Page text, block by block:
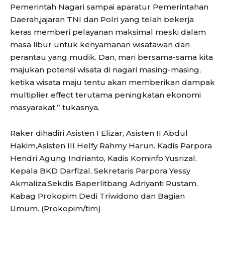
Pemerintah Nagari sampai aparatur Pemerintahan
Daerah,jajaran TNI dan Polri yang telah bekerja
keras memberi pelayanan maksimal meski dalam
masa libur untuk kenyamanan wisatawan dan
perantau yang mudik. Dan, mari bersama-sama kita
majukan potensi wisata di nagari masing-masing,
ketika wisata maju tentu akan memberikan dampak
multiplier effect terutama peningkatan ekonomi
masyarakat,” tukasnya.
Raker dihadiri Asisten I Elizar, Asisten II Abdul
Hakim,Asisten III Helfy Rahmy Harun. Kadis Parpora
Hendri Agung Indrianto, Kadis Kominfo Yusrizal,
Kepala BKD Darfizal, Sekretaris Parpora Yessy
Akmaliza,Sekdis Baperlitbang Adriyanti Rustam,
Kabag Prokopim Dedi Triwidono dan Bagian
Umum. (Prokopim/tim)